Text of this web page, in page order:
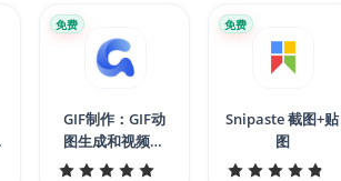
GIF制作：GIF动
图生成和视频转
GIF
免费
Snipaste 截图+贴
图
免费